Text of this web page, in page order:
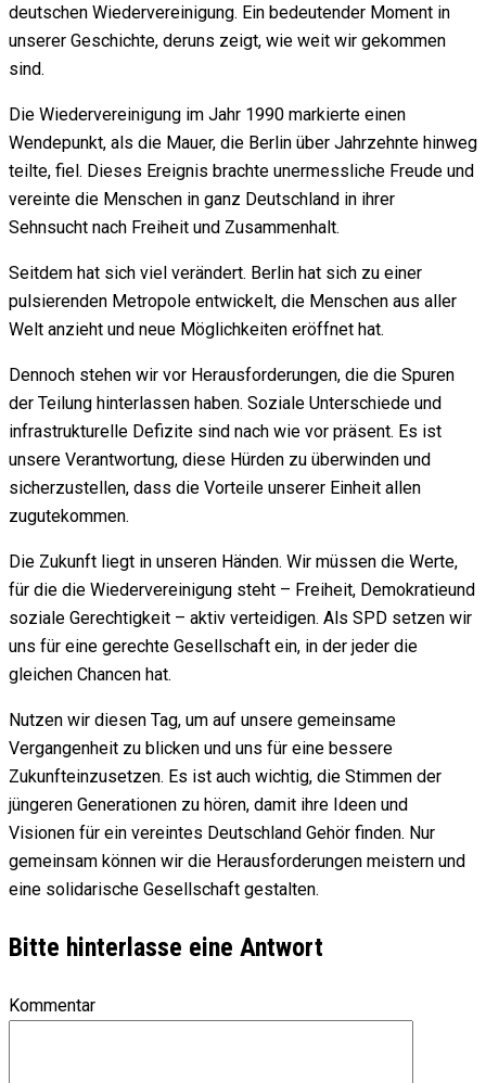
deutschen Wiedervereinigung. Ein bedeutender Moment in
unserer Geschichte, deruns zeigt, wie weit wir gekommen
sind.
Die Wiedervereinigung im Jahr 1990 markierte einen
Wendepunkt, als die Mauer, die Berlin über Jahrzehnte hinweg
teilte, fiel. Dieses Ereignis brachte unermessliche Freude und
vereinte die Menschen in ganz Deutschland in ihrer
Sehnsucht nach Freiheit und Zusammenhalt.
Seitdem hat sich viel verändert. Berlin hat sich zu einer
pulsierenden Metropole entwickelt, die Menschen aus aller
Welt anzieht und neue Möglichkeiten eröffnet hat.
Dennoch stehen wir vor Herausforderungen, die die Spuren
der Teilung hinterlassen haben. Soziale Unterschiede und
infrastrukturelle Defizite sind nach wie vor präsent. Es ist
unsere Verantwortung, diese Hürden zu überwinden und
sicherzustellen, dass die Vorteile unserer Einheit allen
zugutekommen.
Die Zukunft liegt in unseren Händen. Wir müssen die Werte,
für die die Wiedervereinigung steht – Freiheit, Demokratieund
soziale Gerechtigkeit – aktiv verteidigen. Als SPD setzen wir
uns für eine gerechte Gesellschaft ein, in der jeder die
gleichen Chancen hat.
Nutzen wir diesen Tag, um auf unsere gemeinsame
Vergangenheit zu blicken und uns für eine bessere
Zukunfteinzusetzen. Es ist auch wichtig, die Stimmen der
jüngeren Generationen zu hören, damit ihre Ideen und
Visionen für ein vereintes Deutschland Gehör finden. Nur
gemeinsam können wir die Herausforderungen meistern und
eine solidarische Gesellschaft gestalten.
Bitte hinterlasse eine Antwort
Kommentar